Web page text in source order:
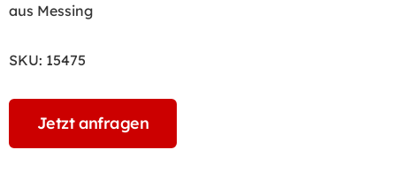
aus Messing
SKU: 15475
Jetzt anfragen